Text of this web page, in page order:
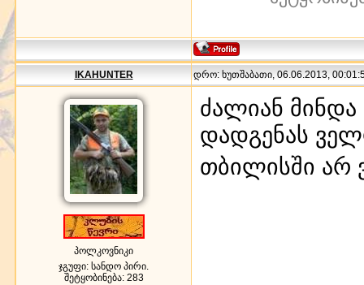
IKAHUNTER დრო: ხუთშაბათი, 06.06.2013,
პოლკოვნიკი
ჯგუფი: სანდო პირი.
შეტყობინება: 283
ძალიან
დადგენას
თბილისში არ